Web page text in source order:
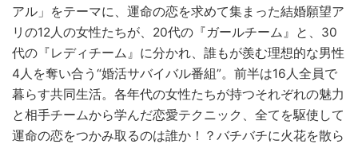
アル」をテーマに、運命の恋を求めて集まった結婚願望ア
リの12人の女性たちが、20代の『ガールチーム』と、30
代の『レディチーム』に分かれ、誰もが羨む理想的な男性
4人を奪い合う“婚活サバイバル番組”。前半は16人全員で
暮らす共同生活。各年代の女性たちが持つそれぞれの魅力
と相手チームから学んだ恋愛テクニック、全てを駆使して
運命の恋をつかみ取るのは誰か！？バチバチに火花を散ら